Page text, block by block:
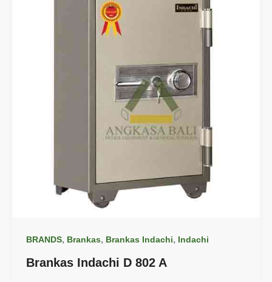
BRANDS, Brankas, Brankas Indachi, Indachi
Brankas Indachi D 802 A